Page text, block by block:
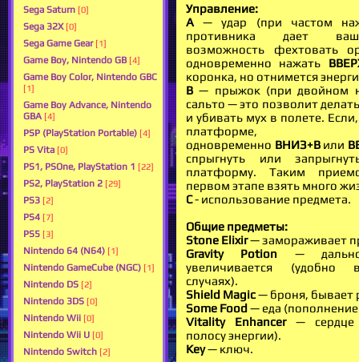
Sega Saturn [0]
Sega 32X [0]
Sega Game Gear [1]
Game Boy, Nintendo GB [4]
Game Boy Color, Nintendo GBC
[1]
Game Boy Advance, Nintendo
GBA [4]
PSP (PlayStation Portable) [4]
PS Vita [0]
PS1, PSOne, PlayStation 1 [22]
PS2, PlayStation 2 [29]
PS3 [2]
PS4 [7]
PS5 [3]
Nintendo 64 (N64) [1]
Nintendo GameCube (NGC) [1]
Nintendo DS [2]
Nintendo 3DS [0]
Nintendo Wii [0]
Nintendo Wii U [0]
Nintendo Switch [2]
Управление:
А — удар (при частом
противника дает
возможность фехтовать
одновременно нажать
коронка, но отнимется
В — прыжок (при двойном
сальто — это позволит
и убивать мух в полете.
платформе,
одновременно ВНИЗ+Вили
спрыгнуть или
платформу. Таким
первом этапе взять много
С- использование предмета.
Общие предметы:
Stone Elixir— замораживает
Gravity Potion —
увеличивается (удобно
случаях).
Shield Magic— броня, бывает
Some Food— еда (пополнение
Vitality Enhancer— сердце
полосу энергии).
Key— ключ.